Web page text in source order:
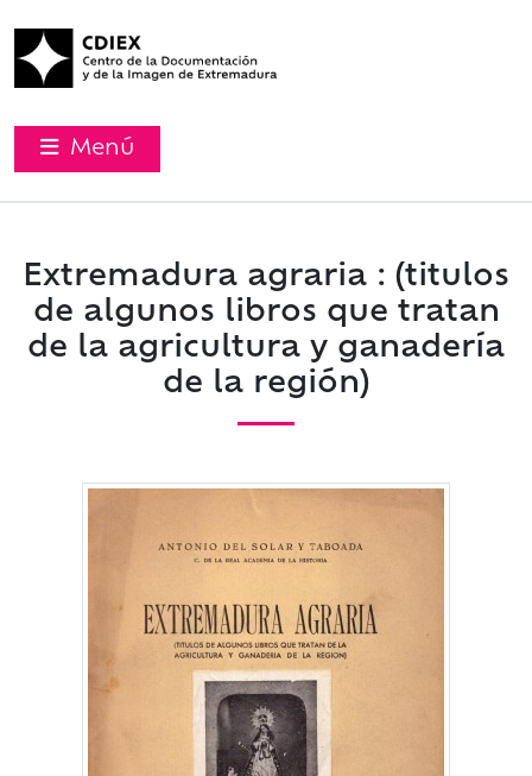
Menú
Extremadura agraria : (titulos
de algunos libros que tratan
de la agricultura y ganadería
de la región)